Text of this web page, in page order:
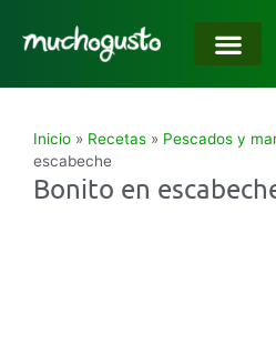
Inicio » Recetas » Pescados y
escabeche
Bonito en